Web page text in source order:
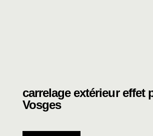
carrelage extérieur effet
Vosges